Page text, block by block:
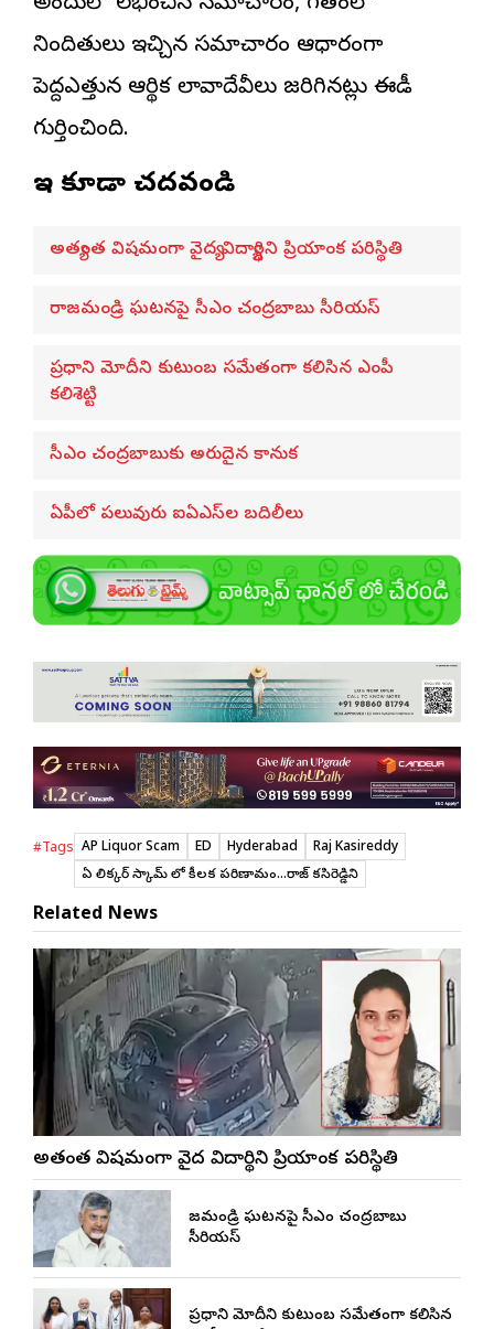
నిందితులు ఇచ్చిన సమాచారం ఆధారంగా
పెద్దఎత్తున ఆర్థిక లావాదేవీలు జరిగినట్లు ఈడీ
గుర్తించింది.
ఇవి కూడా చదవండి
అత్యంత విషమంగా వైద్య విద్యార్థిని ప్రియాంక పరిస్థితి
రాజమండ్రి ఘటనపై సీఎం చంద్రబాబు సీరియస్
ప్రధాని మోదీని కుటుంబ సమేతంగా కలిసిన ఎంపీ
కలిశెట్టి
సీఎం చంద్రబాబుకు అరుదైన కానుక
ఏపీలో పలువురు ఐఏఎస్‌ల బదిలీలు
#Tags AP Liquor Scam ED Hyderabad
Raj Kasireddy
ఏపీ లిక్కర్ స్కామ్ లో కీలక పరిణామం...రాజ్ కసిరెడ్డిని
Related News
అత్యంత విషమంగా వైద్య విద్యార్థిని ప్రియాంక పరిస్థితి
రాజమండ్రి ఘటనపై సీఎం చంద్రబాబు
సీరియస్
ప్రధాని మోదీని కుటుంబ సమేతంగా కలిసిన